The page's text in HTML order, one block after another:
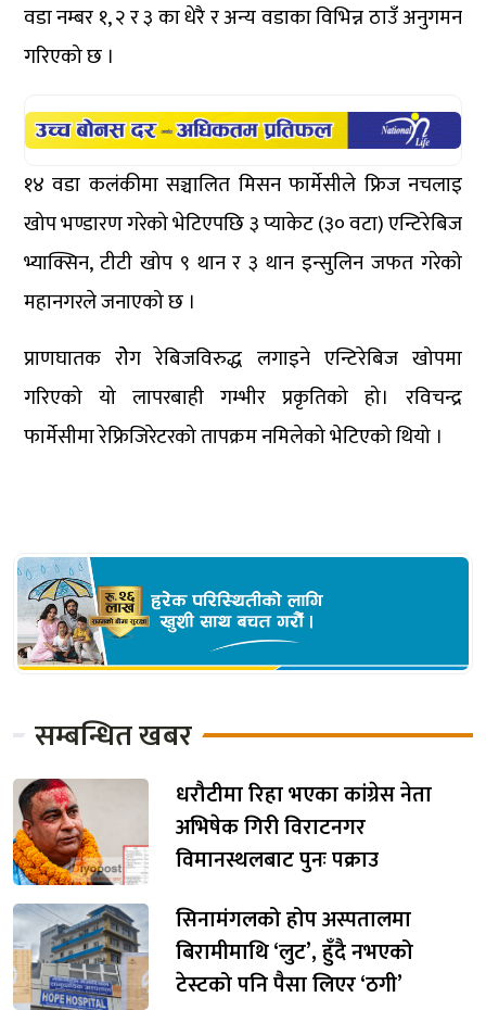
वडा नम्बर १, २ र ३ का धेरै र अन्य वडाका विभिन्न ठाउँ अनुगमन
गरिएको छ ।
१४ वडा कलंकीमा सञ्चालित मिसन फार्मेसीले फ्रिज नचलाइ
खोप भण्डारण गरेको भेटिएपछि ३ प्याकेट (३० वटा) एन्टिरेबिज
भ्याक्सिन, टीटी खोप ९ थान र ३ थान इन्सुलिन जफत गरेको
महानगरले जनाएको छ ।
प्राणघातक रोेग रेबिजविरुद्ध लगाइने एन्टिरेबिज खोपमा
गरिएको यो लापरबाही गम्भीर प्रकृतिको हो। रविचन्द्र
फार्मेसीमा रेफ्रिजिरेटरको तापक्रम नमिलेको भेटिएको थियो ।
सम्बन्धित खबर
धरौटीमा रिहा भएका कांग्रेस नेता
अभिषेक गिरी विराटनगर
विमानस्थलबाट पुनः पक्राउ
सिनामंगलको होप अस्पतालमा
बिरामीमाथि ‘लुट’, हुँदै नभएको
टेस्टको पनि पैसा लिएर ‘ठगी’